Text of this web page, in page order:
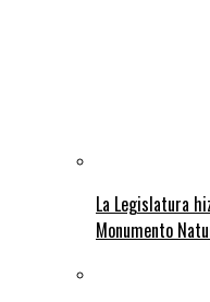
La Legislatura
Monumento